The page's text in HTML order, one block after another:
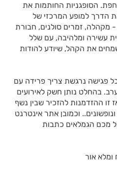
הסופגניות החותמות את
הדרך למופע המרכזי של
מקהלה, זמרים סולנים, חבורת
עשירה ומלהיבה, עם שלל
את הקהל, שיודע להודות
פגישה נרגשת צריך פרידה עם
בהחלט נותן חשק לאירועים
זו ההזדמנות להזכיר שבין נשף
וכמובן אתר אינטרנט
מכם הגמלאים כתבות
אור